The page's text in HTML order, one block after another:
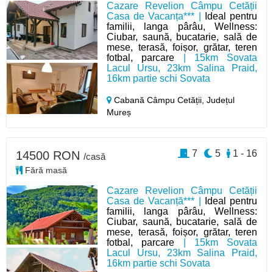
Cazare Revelion Câmpu Cetății
Casa de Vacanța*** |
Ideal pentru
familii, langa pârâu, Wellness:
Ciubar, saună, bucatarie, sală de
mese, terasă, foișor, grătar, teren
fotbal, parcare | 15km Sovata
Lacul Ursu, 23km Salina Praid,
16km partie schi Sovata
Cabană Câmpu Cetății,Județul
Mureș
Cazare Revelion Câmpu Cetății
Casa de Vacanță*** |
Ideal pentru
familii, langa pârâu, Wellness:
Ciubar, saună, bucatarie, sală de
mese, terasă, foișor, grătar, teren
fotbal, parcare | 15km Sovata
Lacul Ursu, 23km Salina Praid,
16km partie schi Sovata
14500 RON /casă
Fără masă
1 - 16
5
7